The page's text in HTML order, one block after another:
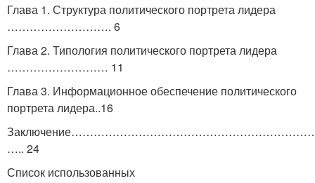
Глава 1. Структура политического портрета лидера
………………………. 6
Глава 2. Типология политического портрета лидера
……………………… 11
Глава 3. Информационное обеспечение политического
портрета лидера..16
….. 24
Список использованных